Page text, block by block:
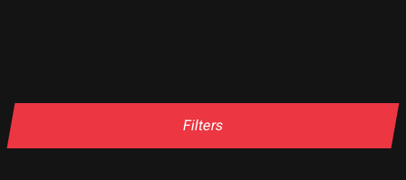
Filters